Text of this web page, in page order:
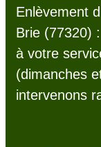
Enlèvement
Brie (77320) :
à votre
(dimanches
intervenons